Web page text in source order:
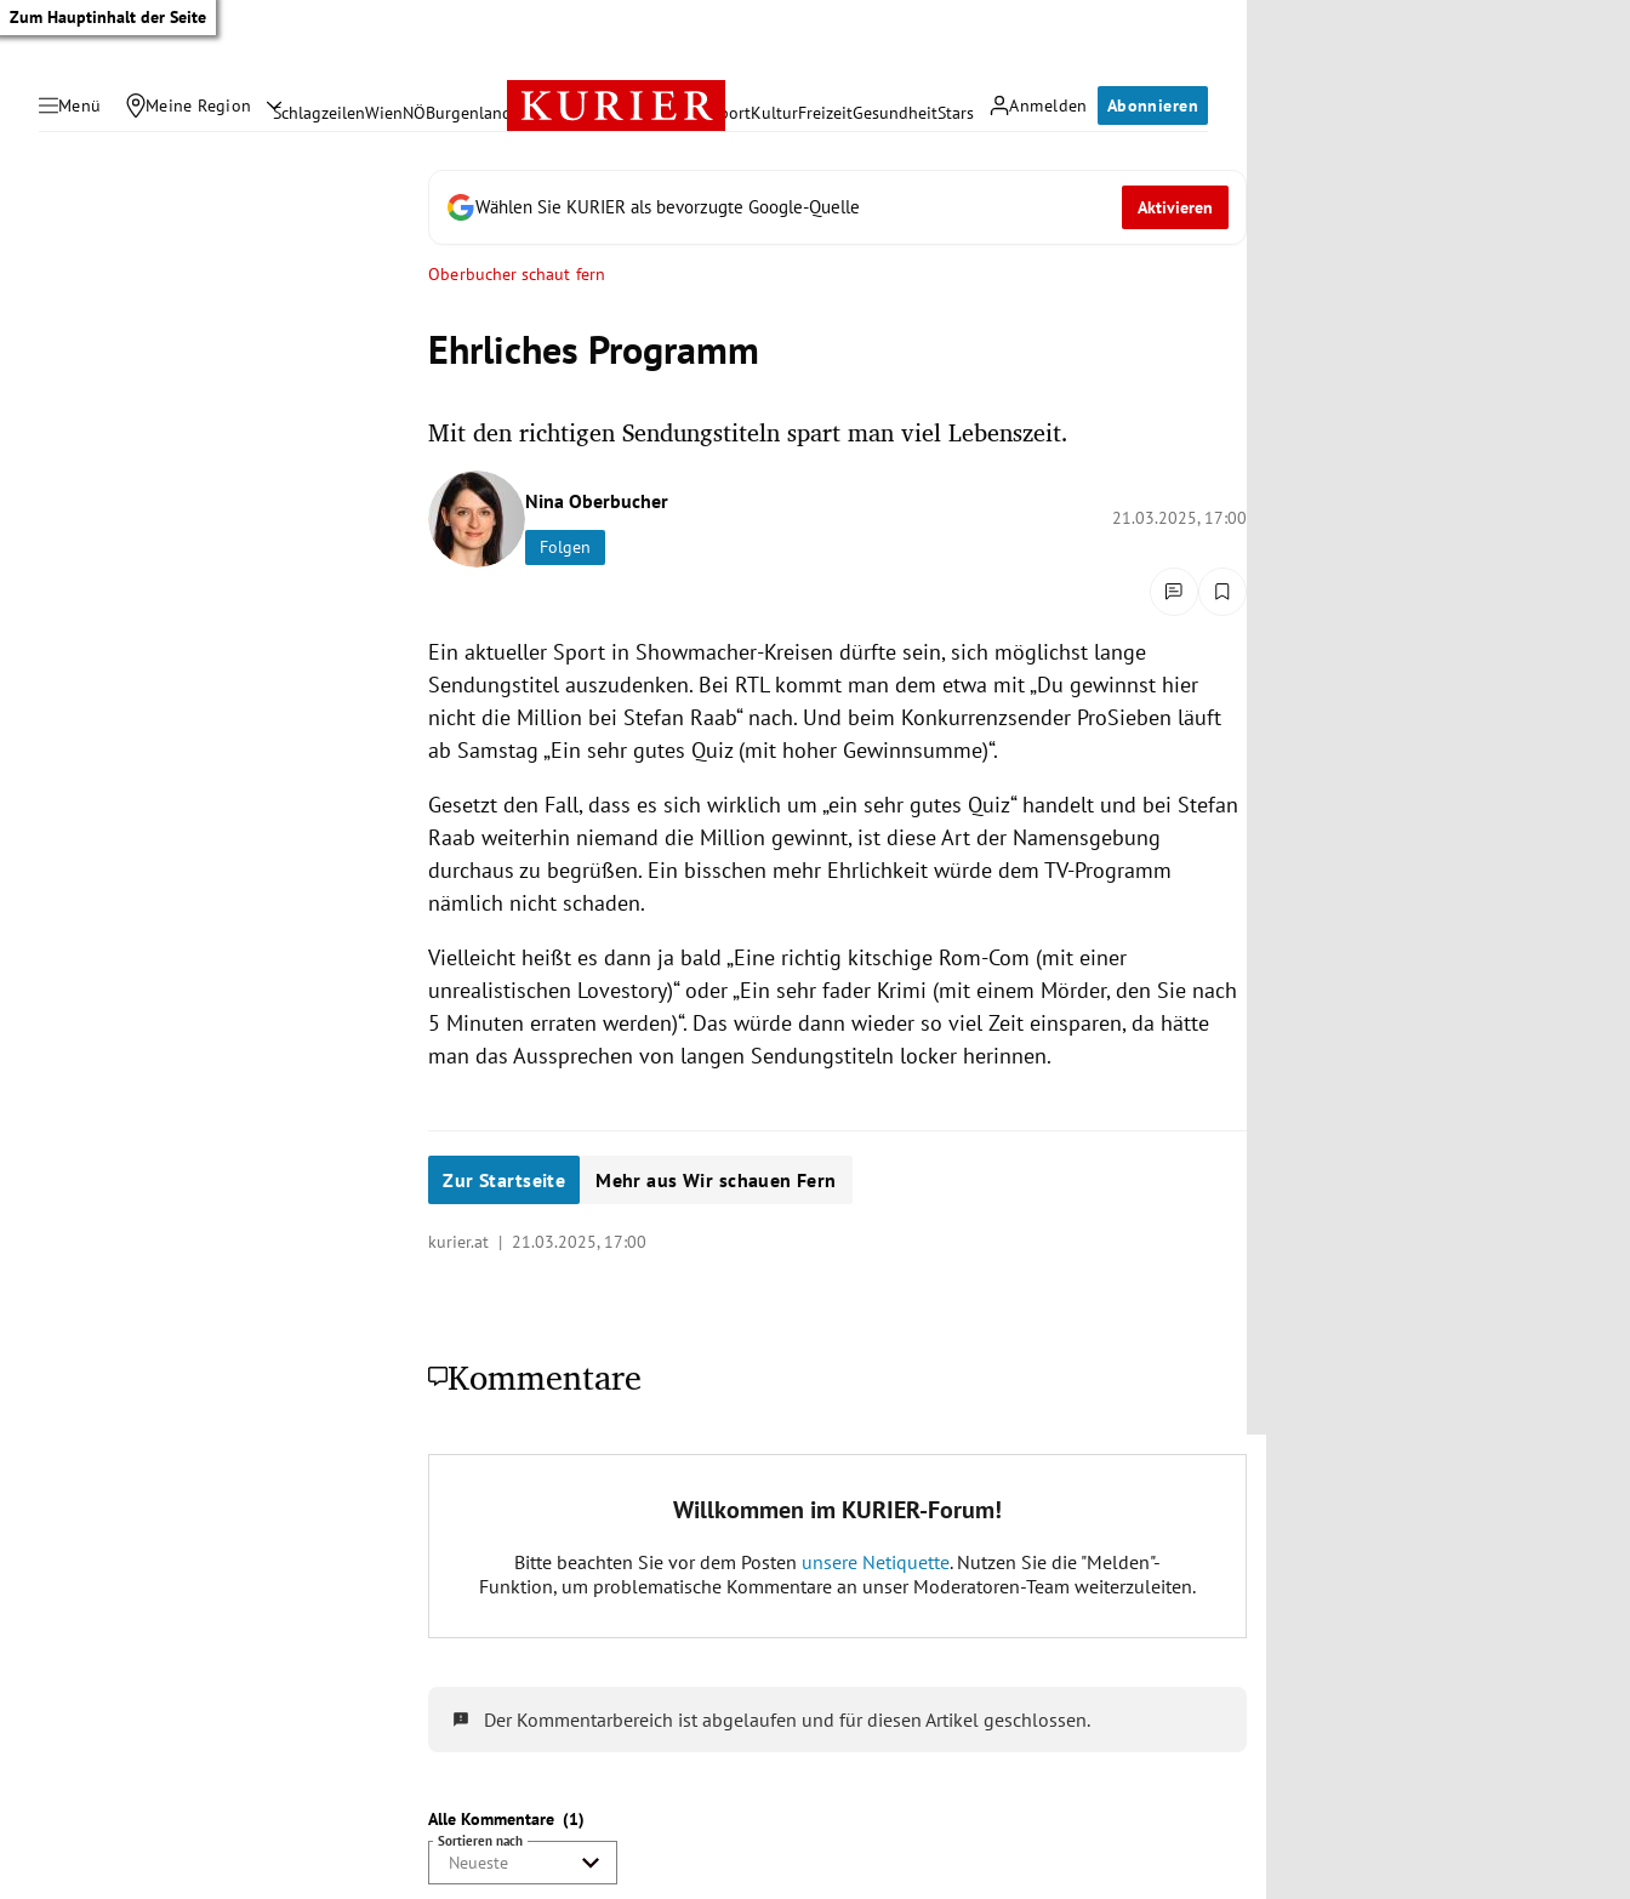
Zum Hauptinhalt der Seite
Menü Meine Region Anmelden Abonnieren
SchlagzeilenWienNÖBurgenland Österreich PolitikWirtschaft SportKulturFreizeitGesundheitStars
Wählen Sie KURIER als bevorzugte Google-Quelle Aktivieren
Oberbucher schaut fern
Ehrliches Programm
Mit den richtigen Sendungstiteln spart man viel Lebenszeit.
Nina Oberbucher
Folgen
21.03.2025, 17:00
Ein aktueller Sport in Showmacher-Kreisen dürfte sein, sich möglichst lange
Sendungstitel auszudenken. Bei RTL kommt man dem etwa mit „Du gewinnst hier
nicht die Million bei Stefan Raab“ nach. Und beim Konkurrenzsender ProSieben läuft
ab Samstag „Ein sehr gutes Quiz (mit hoher Gewinnsumme)“.
Gesetzt den Fall, dass es sich wirklich um „ein sehr gutes Quiz“ handelt und bei Stefan
Raab weiterhin niemand die Million gewinnt, ist diese Art der Namensgebung
durchaus zu begrüßen. Ein bisschen mehr Ehrlichkeit würde dem TV-Programm
nämlich nicht schaden.
Vielleicht heißt es dann ja bald „Eine richtig kitschige Rom-Com (mit einer
unrealistischen Lovestory)“ oder „Ein sehr fader Krimi (mit einem Mörder, den Sie nach
5 Minuten erraten werden)“. Das würde dann wieder so viel Zeit einsparen, da hätte
man das Aussprechen von langen Sendungstiteln locker herinnen.
Zur Startseite Mehr aus Wir schauen Fern
kurier.at | 21.03.2025, 17:00
Kommentare